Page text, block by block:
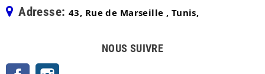
Adresse:43, Rue de Marseille , Tunis,
NOUS SUIVRE
Facebook